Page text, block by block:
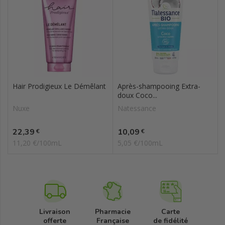
Hair Prodigieux Le Démêlant
Nuxe
Prix
22,39 €
11,20 €/100mL
Après-shampooing Extra-
doux Coco...
Natessance
Prix
10,09 €
5,05 €/100mL
Livraison
offerte
Pharmacie
Française
Carte
de fidélité